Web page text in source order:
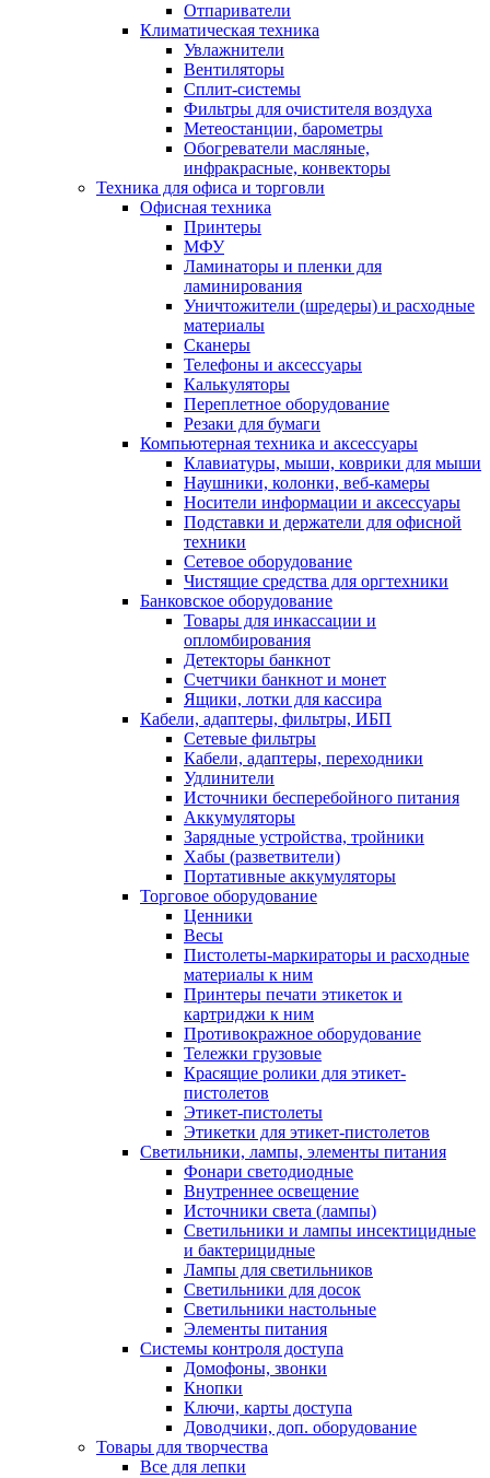
Отпариватели
Климатическая техника
Увлажнители
Вентиляторы
Сплит-системы
Фильтры для очистителя воздуха
Метеостанции, барометры
Обогреватели масляные,
инфракрасные, конвекторы
Техника для офиса и торговли
Офисная техника
Принтеры
МФУ
Ламинаторы и пленки для
ламинирования
Уничтожители (шредеры) и расходные
материалы
Сканеры
Телефоны и аксессуары
Калькуляторы
Переплетное оборудование
Резаки для бумаги
Компьютерная техника и аксессуары
Клавиатуры, мыши, коврики для мыши
Наушники, колонки, веб-камеры
Носители информации и аксессуары
Подставки и держатели для офисной
техники
Сетевое оборудование
Чистящие средства для оргтехники
Банковское оборудование
Товары для инкассации и
опломбирования
Детекторы банкнот
Счетчики банкнот и монет
Ящики, лотки для кассира
Кабели, адаптеры, фильтры, ИБП
Сетевые фильтры
Кабели, адаптеры, переходники
Удлинители
Источники бесперебойного питания
Аккумуляторы
Зарядные устройства, тройники
Хабы (разветвители)
Портативные аккумуляторы
Торговое оборудование
Ценники
Весы
Пистолеты-маркираторы и расходные
материалы к ним
Принтеры печати этикеток и
картриджи к ним
Противокражное оборудование
Тележки грузовые
Красящие ролики для этикет-
пистолетов
Этикет-пистолеты
Этикетки для этикет-пистолетов
Светильники, лампы, элементы питания
Фонари светодиодные
Внутреннее освещение
Источники света (лампы)
Светильники и лампы инсектицидные
и бактерицидные
Лампы для светильников
Светильники для досок
Светильники настольные
Элементы питания
Системы контроля доступа
Домофоны, звонки
Кнопки
Ключи, карты доступа
Доводчики, доп. оборудование
Товары для творчества
Все для лепки